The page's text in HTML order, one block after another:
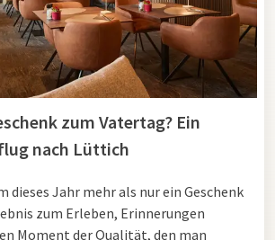
zum Vatertag? Ein
nach Lüttich
dieses Jahr mehr als nur ein Geschenk
zum Erleben, Erinnerungen
Moment der Qualität, den man